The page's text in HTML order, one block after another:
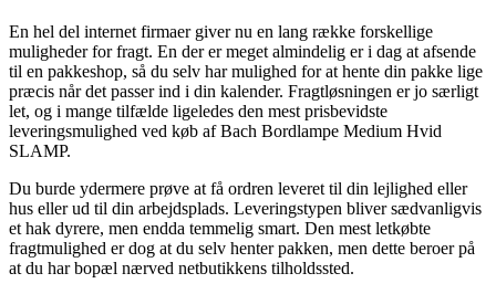
En hel del internet firmaer giver nu en lang række forskellige
muligheder for fragt. En der er meget almindelig er i dag at afsende
til en pakkeshop, så du selv har mulighed for at hente din pakke lige
præcis når det passer ind i din kalender. Fragtløsningen er jo særligt
let, og i mange tilfælde ligeledes den mest prisbevidste
leveringsmulighed ved køb af Bach Bordlampe Medium Hvid
SLAMP.
Du burde ydermere prøve at få ordren leveret til din lejlighed eller
hus eller ud til din arbejdsplads. Leveringstypen bliver sædvanligvis
et hak dyrere, men endda temmelig smart. Den mest letkøbte
fragtmulighed er dog at du selv henter pakken, men dette beroer på
at du har bopæl nærved netbutikkens tilholdssted.